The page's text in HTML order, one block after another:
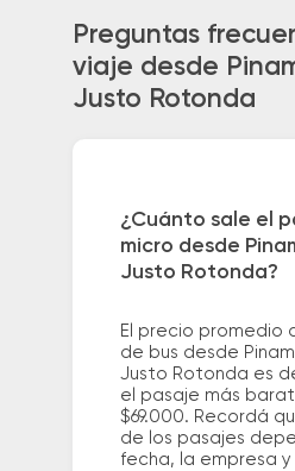
Preguntas
viaje desde
Justo Rotonda
¿Cuánto sale el
micro desde
Justo Rotonda?
El precio promedio
de bus desde
Justo Rotonda es
el pasaje más
$69.000. Recordá
de los pasajes
fecha, la empresa